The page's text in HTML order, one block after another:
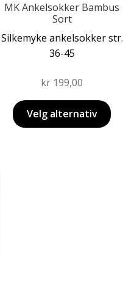
MK Ankelsokker Bambus
Sort
Silkemyke ankelsokker str.
36-45
kr 199,00
Velg alternativ
produktsiden